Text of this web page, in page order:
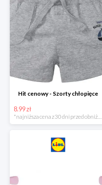
Hit cenowy - Szorty chłopięce
8.99 zł
*najniższa cena z 30 dni przed obniżką